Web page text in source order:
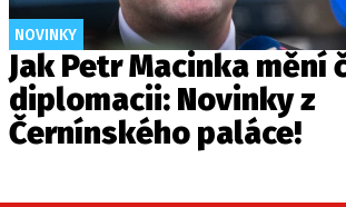
NOVINKY
Jak Petr Macinka mění
diplomacii: Novinky z
Černínského paláce!